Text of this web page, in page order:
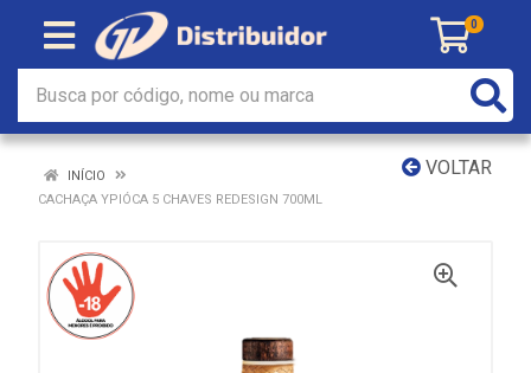
0
VOLTAR
INÍCIO
CACHAÇA YPIÓCA 5 CHAVES REDESIGN 700ML